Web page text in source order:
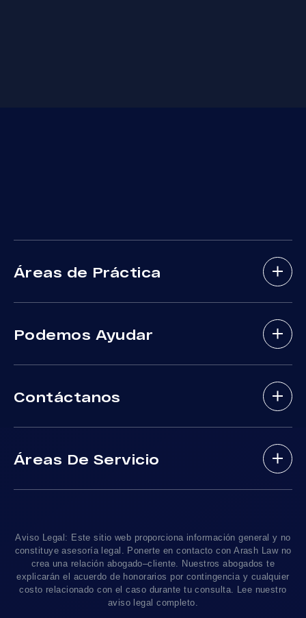
Áreas de Práctica
Abogados De Accidentes Con Lesiones
Mordeduras De Perros
Accidentes En Motocicleta
Accidentes De Camiones
Abogados De Muerte Por Negligencia
Podemos Ayudar
Nuestros Abogados
Testimonios
Contáctanos
Empleos
Mapa Del Sitio
Contáctanos
Áreas De Servicio
Linea De 24hrs: (310) 277-7529
Disponible Sólo Con Cita Previa
Sacramento, CA 95825
Aviso Legal: Este sitio web proporciona información general y no
constituye asesoría legal. Ponerte en contacto con Arash Law no
crea una relación abogado–cliente. Nuestros abogados te
explicarán el acuerdo de honorarios por contingencia y cualquier
costo relacionado con el caso durante tu consulta. Lee nuestro
aviso legal completo.